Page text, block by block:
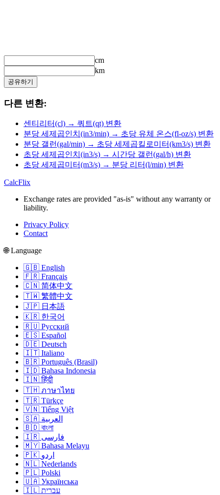
cm
km
공유하기
다른 변환:
센티리터(cl) → 쿼트(qt) 변환
분당 세제곱인치(in3/min) → 초당 유체 온스(fl-oz/s) 변환
분당 갤런(gal/min) → 초당 세제곱킬로미터(km3/s) 변환
초당 세제곱인치(in3/s) → 시간당 갤런(gal/h) 변환
초당 세제곱미터(m3/s) → 분당 리터(l/min) 변환
CalcFlix
Exchange rates are provided "as-is" without any warranty or
liability.
Privacy Policy
Contact
🌐 Language
🇬🇧 English
🇫🇷 Français
🇨🇳 简体中文
🇹🇼 繁體中文
🇯🇵 日本語
🇰🇷 한국어
🇷🇺 Русский
🇪🇸 Español
🇩🇪 Deutsch
🇮🇹 Italiano
🇧🇷 Português (Brasil)
🇮🇩 Bahasa Indonesia
🇮🇳 हिंदी
🇹🇭 ภาษาไทย
🇹🇷 Türkçe
🇻🇳 Tiếng Việt
🇸🇦 العربية
🇧🇩 বাংলা
🇮🇷 فارسی
🇲🇾 Bahasa Melayu
🇵🇰 اردو
🇳🇱 Nederlands
🇵🇱 Polski
🇺🇦 Українська
🇮🇱 עברית